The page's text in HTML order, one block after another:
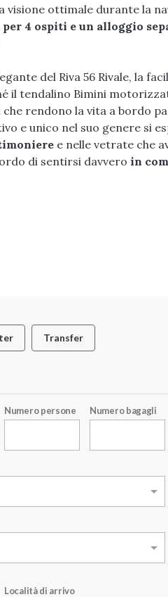
ottimale durante la
per 4 ospiti e un alloggio
del Riva 56 Rivale, la
il tendalino Bimini
rendono la vita a bordo
e unico nel suo genere si
e nelle vetrate che
di sentirsi davvero in
Transfer
Numero persone Numero bagagli
Località di arrivo